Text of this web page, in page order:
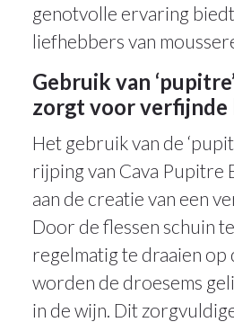
genotvolle ervaring
liefhebbers van
Gebruik van
zorgt voor verfijnde
Het gebruik van de
rijping van Cava Pupitre
aan de creatie van een
Door de flessen schuin
regelmatig te draaien op
worden de droesems
in de wijn. Dit